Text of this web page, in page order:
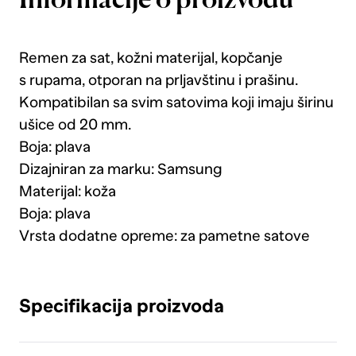
Remen za sat, kožni materijal, kopčanje
s rupama, otporan na prljavštinu i prašinu.
Kompatibilan sa svim satovima koji imaju širinu
ušice od 20 mm.
Boja: plava
Dizajniran za marku: Samsung
Materijal: koža
Boja: plava
Vrsta dodatne opreme: za pametne satove
Specifikacija proizvoda